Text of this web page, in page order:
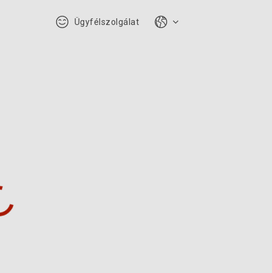
Ügyfélszolgálat